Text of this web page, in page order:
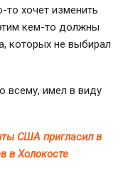
то хочет изменить
кем-то должны
которых не выбирал
всему, имел в виду
США пригласил в
в Холокосте